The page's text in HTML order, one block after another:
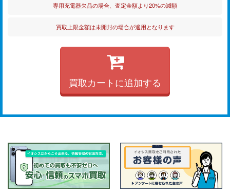
専用充電器欠品の場合、査定金額より20%の減額
買取上限金額は未開封の場合が適用となります
買取カートに追加する